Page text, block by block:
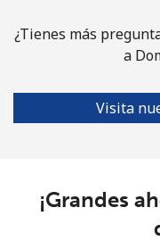
¿Tienes más
a
Visita
¡Grandes